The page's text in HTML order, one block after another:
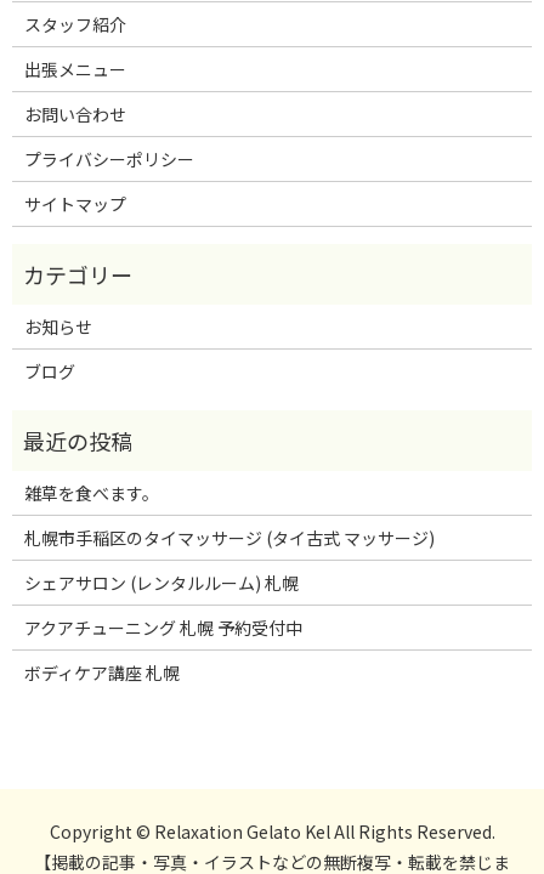
スタッフ紹介
出張メニュー
お問い合わせ
プライバシーポリシー
サイトマップ
お知らせ
ブログ
雑草を食べます。
札幌市手稲区のタイマッサージ (タイ古式 マッサージ)
シェアサロン (レンタルルーム) 札幌
アクアチューニング 札幌 予約受付中
ボディケア講座 札幌
Copyright © Relaxation Gelato Kel All Rights Reserved.
【掲載の記事・写真・イラストなどの無断複写・転載を禁じま